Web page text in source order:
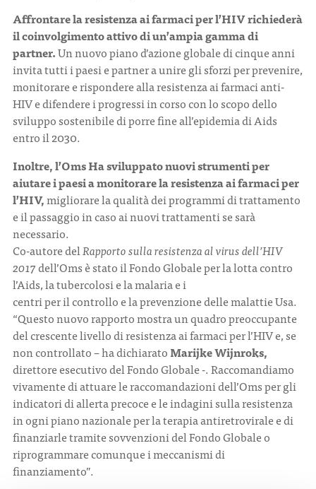
Affrontare la resistenza ai farmaci per l’HIV richiederà
il coinvolgimento attivo di un’ampia gamma di
partner.Un nuovo piano d’azione globale di cinque anni
invita tutti i paesi e partner a unire gli sforzi per prevenire,
monitorare e rispondere alla resistenza ai farmaci anti-
HIV e difendere i progressi in corso con lo scopo dello
sviluppo sostenibile di porre fine all’epidemia di Aids
entro il 2030.
Inoltre, l’Oms Ha sviluppato nuovi strumenti per
aiutare i paesi a monitorare la resistenza ai farmaci per
l’HIV,migliorare la qualità dei programmi di trattamento
e il passaggio in caso ai nuovi trattamenti se sarà
necessario.
Co-autore delRapporto sulla resistenza al virus dell’HIV
2017dell’Oms è stato il Fondo Globale per la lotta contro
l’Aids, la tubercolosi e la malaria e i
centri per il controllo e la prevenzione delle malattie Usa.
“Questo nuovo rapporto mostra un quadro preoccupante
del crescente livello di resistenza ai farmaci per l’HIV e, se
non controllato – ha dichiaratoMarijke Wijnroks,
direttore esecutivo del Fondo Globale -. Raccomandiamo
vivamente di attuare le raccomandazioni dell’Oms per gli
indicatori di allerta precoce e le indagini sulla resistenza
in ogni piano nazionale per la terapia antiretrovirale e di
finanziarle tramite sovvenzioni del Fondo Globale o
riprogrammare comunque i meccanismi di
finanziamento”.